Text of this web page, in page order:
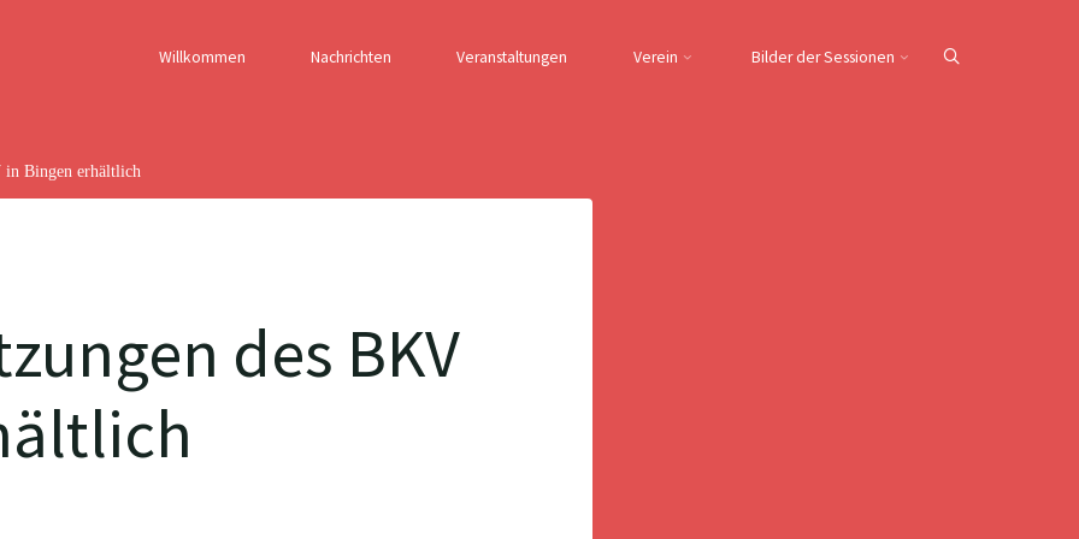
Willkommen Nachrichten Veranstaltungen Verein Bilder der Sessionen
in Bingen erhältlich
des BKV